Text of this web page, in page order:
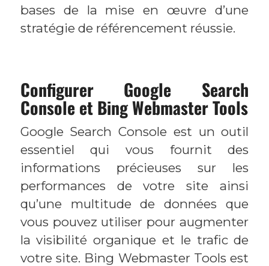
bases de la mise en œuvre d’une
stratégie de référencement réussie.
Configurer Google Search
Console et Bing Webmaster Tools
Google Search Console est un outil
essentiel qui vous fournit des
informations précieuses sur les
performances de votre site ainsi
qu’une multitude de données que
vous pouvez utiliser pour augmenter
la visibilité organique et le trafic de
votre site. Bing Webmaster Tools est